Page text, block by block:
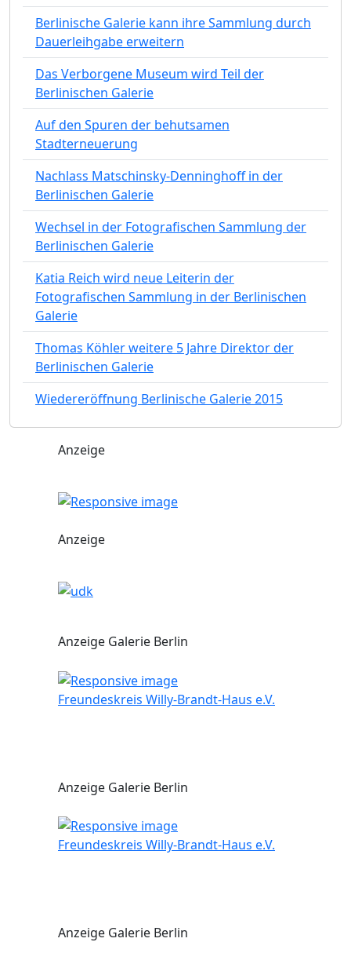
Berlinische Galerie kann ihre Sammlung durch
Dauerleihgabe erweitern
Das Verborgene Museum wird Teil der
Berlinischen Galerie
Auf den Spuren der behutsamen
Stadterneuerung
Nachlass Matschinsky-Denninghoff in der
Berlinischen Galerie
Wechsel in der Fotografischen Sammlung der
Berlinischen Galerie
Katia Reich wird neue Leiterin der
Fotografischen Sammlung in der Berlinischen
Galerie
Thomas Köhler weitere 5 Jahre Direktor der
Berlinischen Galerie
Wiedereröffnung Berlinische Galerie 2015
Anzeige
Anzeige
Anzeige Galerie Berlin
Freundeskreis Willy-Brandt-Haus e.V.
Anzeige Galerie Berlin
Freundeskreis Willy-Brandt-Haus e.V.
Anzeige Galerie Berlin